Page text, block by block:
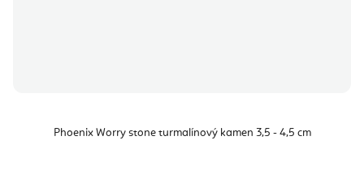
Phoenix Worry stone turmalínový kamen 3,5 - 4,5 cm